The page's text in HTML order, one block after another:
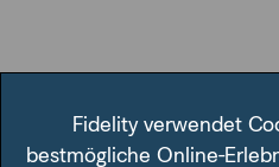
Handeln ist aber nicht
Ende widerstandsfähiger sein
Fidelity verwendet
bestmögliche Online-